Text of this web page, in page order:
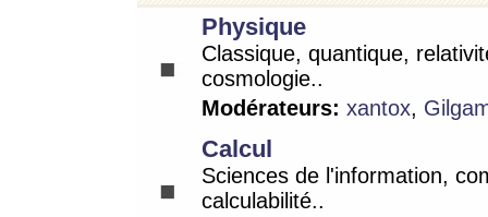
Physique
Classique, quantique,
cosmologie..
Modérateurs: xantox,
Calcul
Sciences de l'information,
calculabilité..